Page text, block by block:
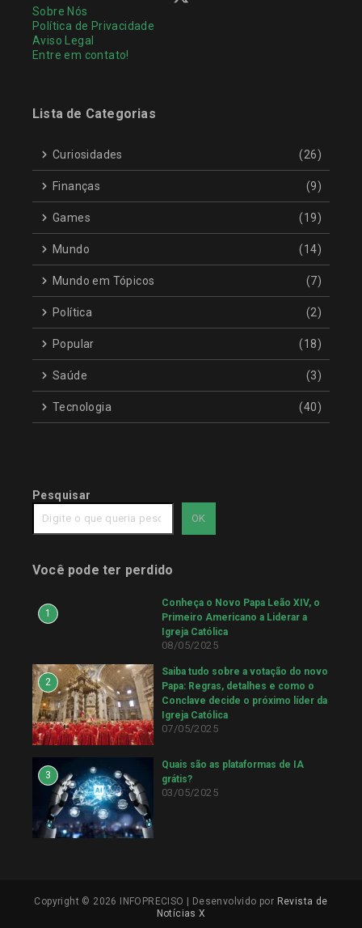
Sobre Nós
Política de Privacidade
Aviso Legal
Entre em contato!
Lista de Categorias
Curiosidades (26)
Finanças (9)
Games (19)
Mundo (14)
Mundo em Tópicos (7)
Política (2)
Popular (18)
Saúde (3)
Tecnologia (40)
Pesquisar
OK
Você pode ter perdido
1
Conheça o Novo Papa Leão XIV, o
Primeiro Americano a Liderar a
Igreja Católica
08/05/2025
2
Saiba tudo sobre a votação do novo
Papa: Regras, detalhes e como o
Conclave decide o próximo líder da
Igreja Católica
07/05/2025
3
Quais são as plataformas de IA
grátis?
03/05/2025
Copyright © 2026 INFOPRECISO | Desenvolvido por Revista de
Notícias X